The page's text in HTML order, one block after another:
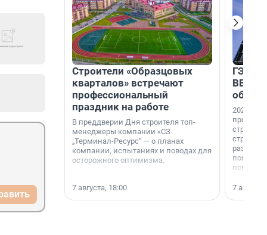
Строители «Образцовых
кварталов» встречают
профессиональный
праздник на работе
В преддверии Дня строителя топ-
менеджеры компании «СЗ
„Терминал-Ресурс“ — о планах
компании, испытаниях и поводах для
осторожного оптимизма.
7 августа, 18:00
ГЭС,
ВВП: в
об
2026-й —
раз. В
7